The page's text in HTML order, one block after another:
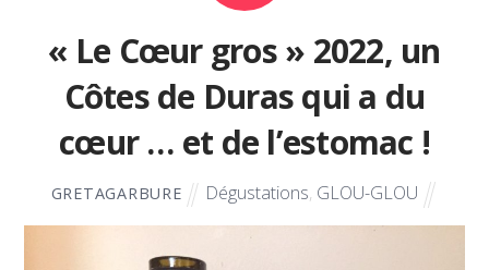
« Le Cœur gros » 2022, un
Côtes de Duras qui a du
cœur … et de l’estomac !
GRETAGARBURE Dégustations, GLOU-GLOU